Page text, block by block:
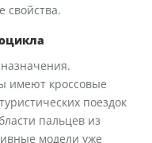
свойства.
имеют кроссовые
поездок
пальцев из
модели уже